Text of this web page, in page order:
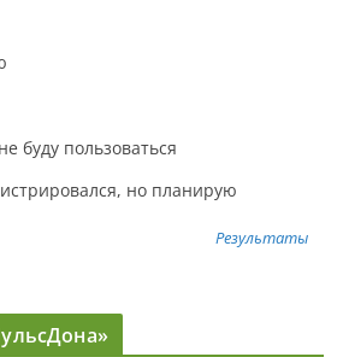
буду пользоваться
но планирую
Результаты